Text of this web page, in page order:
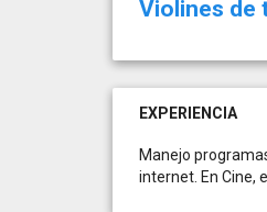
Violines de
EXPERIENCIA
Manejo
internet. En Cine,